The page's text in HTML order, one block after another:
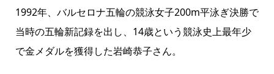
1992年、バルセロナ五輪の競泳女子200m平泳ぎ決勝で
当時の五輪新記録を出し、14歳という競泳史上最年少
で金メダルを獲得した岩崎恭子さん。